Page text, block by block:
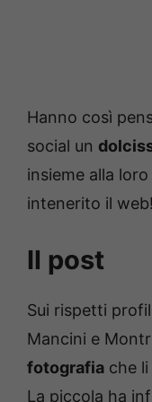
Hanno così
social un
insieme alla loro
intenerito il web!
Il post
Sui rispetti
Mancini e
fotografia che
La piccola ha